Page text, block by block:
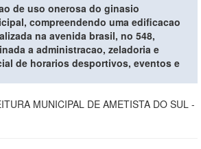
de uso onerosa do ginasio
compreendendo uma edificacao
na avenida brasil, no 548,
a administracao, zeladoria e
de horarios desportivos, eventos e
MUNICIPAL DE AMETISTA DO SUL -